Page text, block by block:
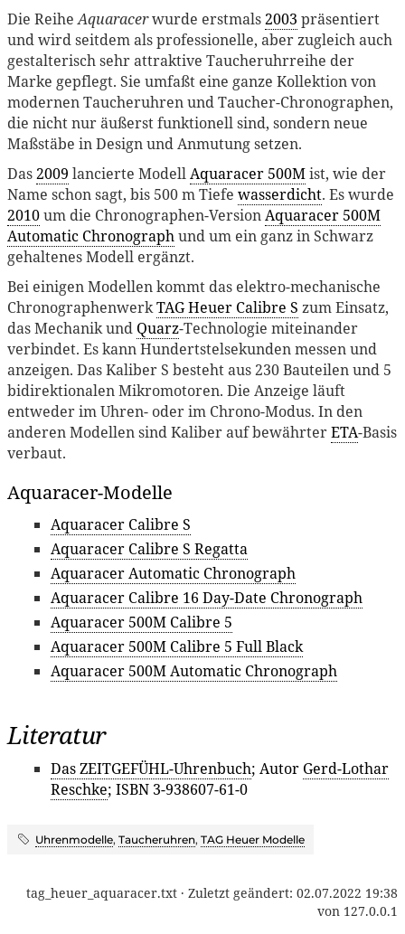
Die ReiheAquaracerwurde erstmals2003 präsentiert
und wird seitdem als professionelle, aber zugleich auch
gestalterisch sehr attraktive Taucheruhrreihe der
Marke gepflegt. Sie umfaßt eine ganze Kollektion von
modernen Taucheruhren und Taucher-Chronographen,
die nicht nur äußerst funktionell sind, sondern neue
Maßstäbe in Design und Anmutung setzen.
Das2009 lancierte ModellAquaracer 500Mist, wie der
Name schon sagt, bis 500 m Tiefe wasserdicht. Es wurde
2010um die Chronographen-VersionAquaracer 500M
Automatic Chronographund um ein ganz in Schwarz
gehaltenes Modell ergänzt.
Bei einigen Modellen kommt das elektro-mechanische
ChronographenwerkTAG Heuer Calibre S zum Einsatz,
das Mechanik und Quarz-Technologie miteinander
verbindet. Es kann Hundertstelsekunden messen und
anzeigen. Das Kaliber S besteht aus 230 Bauteilen und 5
bidirektionalen Mikromotoren. Die Anzeige läuft
entweder im Uhren- oder im Chrono-Modus. In den
anderen Modellen sind Kaliber auf bewährterETA-Basis
verbaut.
Aquaracer-Modelle
Aquaracer Calibre S
Aquaracer Calibre S Regatta
Aquaracer Automatic Chronograph
Aquaracer Calibre 16 Day-Date Chronograph
Aquaracer 500M Calibre 5
Aquaracer 500M Calibre 5 Full Black
Aquaracer 500M Automatic Chronograph
Literatur
Das ZEITGEFÜHL-Uhrenbuch; Autor Gerd-Lothar
Reschke; ISBN 3-938607-61-0
Uhrenmodelle, Taucheruhren, TAG Heuer Modelle
tag_heuer_aquaracer.txt · Zuletzt geändert: 02.07.2022 19:38
von 127.0.0.1